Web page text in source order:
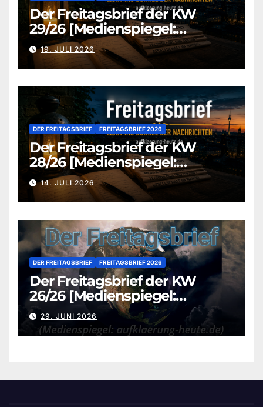
Der Freitagsbrief der KW
29/26 [Medienspiegel:
aufklaerung-heute.de]
19. JULI 2026
DER FREITAGSBRIEF FREITAGSBRIEF 2026
Der Freitagsbrief der KW
28/26 [Medienspiegel:
aufklaerung-heute.de]
14. JULI 2026
DER FREITAGSBRIEF FREITAGSBRIEF 2026
Der Freitagsbrief der KW
26/26 [Medienspiegel:
aufklaerung-heute.de]
29. JUNI 2026